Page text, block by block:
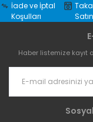
İade ve İptal
Koşulları
Haber listemize